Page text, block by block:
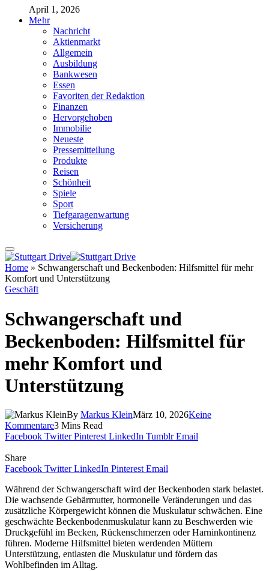
April 1, 2026
Mehr
Nachricht
Aktienmarkt
Allgemein
Ausbildung
Bankwesen
Essen
Favoriten der Redaktion
Finanzen
Hervorgehoben
Immobilie
Neueste
Pressemitteilung
Produkte
Reisen
Schönheit
Spiele
Sport
Tiefgaragenwartung
Versicherung
Home » Schwangerschaft und Beckenboden: Hilfsmittel für mehr
Komfort und Unterstützung
Geschäft
Schwangerschaft und
Beckenboden: Hilfsmittel für
mehr Komfort und
Unterstützung
By Markus KleinMärz 10, 2026Keine
Kommentare3 Mins Read
Facebook Twitter Pinterest LinkedIn Tumblr Email
Share
Facebook Twitter LinkedIn Pinterest Email
Während der Schwangerschaft wird der Beckenboden stark belastet.
Die wachsende Gebärmutter, hormonelle Veränderungen und das
zusätzliche Körpergewicht können die Muskulatur schwächen. Eine
geschwächte Beckenbodenmuskulatur kann zu Beschwerden wie
Druckgefühl im Becken, Rückenschmerzen oder Harninkontinenz
führen. Moderne Hilfsmittel bieten werdenden Müttern
Unterstützung, entlasten die Muskulatur und fördern das
Wohlbefinden im Alltag.